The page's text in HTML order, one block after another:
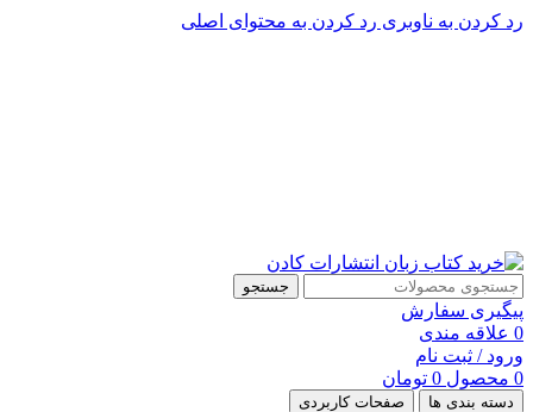
رد کردن به ناوبری رد کردن به محتوای اصلی
جستجو
پیگیری سفارش
0 علاقه مندی
ورود / ثبت نام
0 محصول 0 تومان
دسته بندی ها صفحات کاربردی